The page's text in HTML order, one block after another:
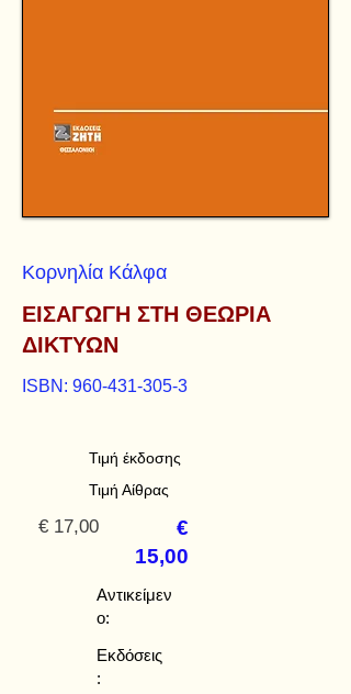
Κορνηλία Κάλφα
ΕΙΣΑΓΩΓΗ ΣΤΗ ΘΕΩΡΙΑ
ΔΙΚΤΥΩΝ
ISBN: 960-431-305-3
Τιμή έκδοσης
Τιμή Αίθρας
€ 17,00
€
15,00
Αντικείμεν
ο:
Εκδόσεις
: